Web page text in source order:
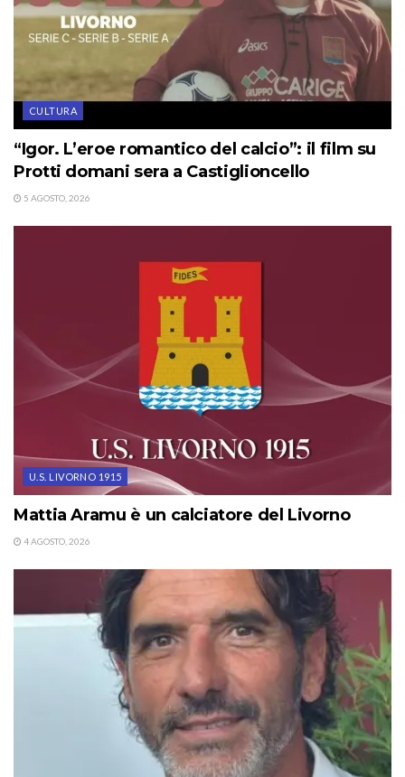
CULTURA
“Igor. L’eroe romantico del calcio”: il film su
Protti domani sera a Castiglioncello
5 AGOSTO, 2026
U.S. LIVORNO 1915
Mattia Aramu è un calciatore del Livorno
4 AGOSTO, 2026